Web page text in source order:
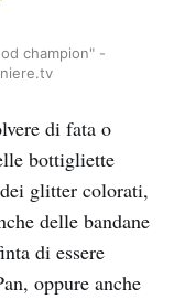
champion" -
di fata o
bottigliette
glitter colorati,
delle bandane
di essere
oppure anche